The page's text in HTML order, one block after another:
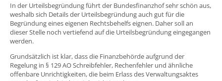
In der Urteilsbegründung führt der Bundesfinanzhof sehr schön aus,
weshalb sich Details der Urteilsbegründung auch gut für die
Begründung eines eigenen Rechtsbehelfs eignen. Daher soll an
dieser Stelle noch vertiefend auf die Urteilsbegründung eingegangen
werden.
Grundsätzlich ist klar, dass die Finanzbehörde aufgrund der
Regelung in § 129 AO Schreibfehler, Rechenfehler und ähnliche
offenbare Unrichtigkeiten, die beim Erlass des Verwaltungsaktes